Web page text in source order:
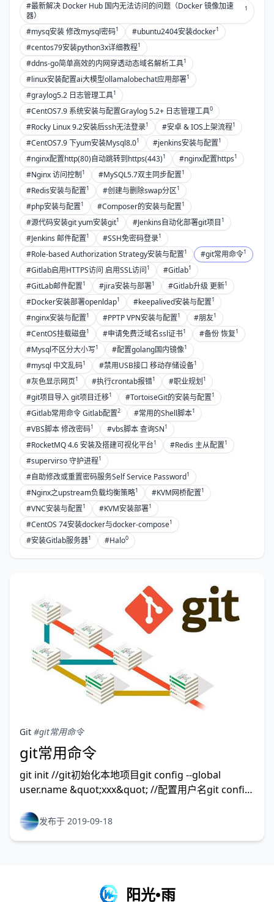
#最新解决 Docker Hub 国内无法访问的问题（Docker 镜像加速
器）
1
#mysq安装 修改mysql密码1 #ubuntu2404安装docker1
#centos79安装python3x详细教程1
#ddns-go简单高效的内网穿透动态域名解析工具1
#linux安装配置ai大模型ollamalobechat应用部署1
#graylog5.2 日志管理工具1
#CentOS7.9 系统安装与配置Graylog 5.2+ 日志管理工具0
#Rocky Linux 9.2安装后ssh无法登录1 #安卓 & IOS上架流程1
#CentOS7.9 下yum安装Mysql8.01 #jenkins安装与配置1
#nginx配置http(80)自动跳转到https(443)1 #nginx配置https1
#Nginx 访问控制1 #MySQL5.7双主同步配置1
#Redis安装与配置1 #创建与删除swap分区1
#php安装与配置1 #Composer的安装与配置1
#源代码安装git yum安装git1 #Jenkins自动化部署git项目 1
#Jenkins 邮件配置1 #SSH免密码登录1
#Role-based Authorization Strategy安装与配置1 #git常用命令1
#Gitlab启用HTTPS访问 启用SSL访问1 #Gitlab1
#GitLab邮件配置1 #jira安装与部署1 #Gitlab升级 更新1
#Docker安装部署openldap1 #keepalived安装与配置1
#nginx安装与配置1 #PPTP VPN安装与配置1 #朋友1
#CentOS挂载磁盘1 #申请免费泛域名ssl证书1 #备份 恢复1
#Mysql不区分大小写1 #配置golang国内镜像1
#mysql 中文乱码1 #禁用USB接口 移动存储设备1
#灰色显示网页1 #执行crontab报错1 #职业规划1
#git项目导入 git项目迁移1 #TortoiseGit的安装与配置1
#Gitlab常用命令 Gitlab配置2 #常用的Shell脚本1
#VBS脚本 修改密码1 #vbs脚本 查询SN1
#RocketMQ 4.6 安装及搭建可视化平台1 #Redis 主从配置1
#supervirso 守护进程1
#自助修改或重置密码服务Self Service Password1
#Nginx之upstream负载均衡策略1 #KVM网桥配置1
#VNC安装与配置1 #KVM安装部署1
#CentOS 74安装docker与docker-compose1
#安装Gitlab服务器1 #Halo0
Git #git常用命令
git常用命令
git init //git初始化本地项目git config --global
user.name &quot;xxx&quot; //配置用户名git config
置邮件git clone 地址
发布于 2019-09-18
阳光•雨